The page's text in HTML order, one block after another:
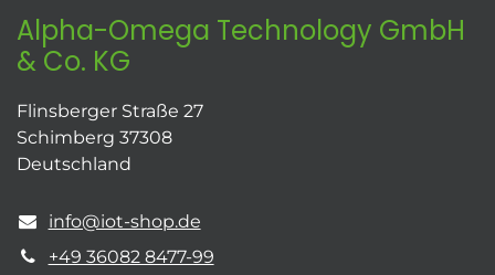
Alpha-Omega Technology GmbH
& Co. KG
Flinsberger Straße 27
Schimberg 37308
Deutschland
info@iot-shop.de
+49 36082 8477-99